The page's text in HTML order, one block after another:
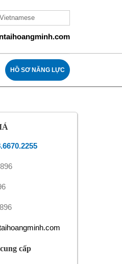
Vietnamese
HỒ SƠ NĂNG LỰC
cấp